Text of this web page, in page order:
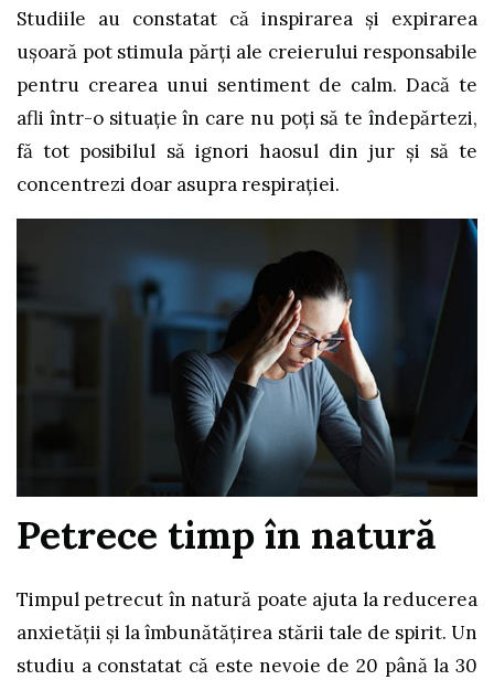
Studiile au constatat că inspirarea și expirarea
ușoară pot stimula părți ale creierului responsabile
pentru crearea unui sentiment de calm. Dacă te
afli într-o situație în care nu poți să te îndepărtezi,
fă tot posibilul să ignori haosul din jur și să te
concentrezi doar asupra respirației.
Petrece timp în natură
Timpul petrecut în natură poate ajuta la reducerea
anxietății și la îmbunătățirea stării tale de spirit. Un
studiu a constatat că este nevoie de 20 până la 30